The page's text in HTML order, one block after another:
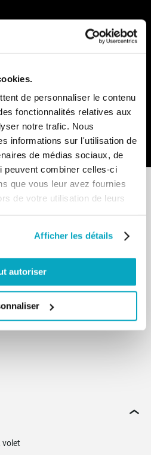
de personnaliser le contenu
fonctionnalités relatives aux
notre trafic. Nous
informations sur l'utilisation de
de médias sociaux, de
peuvent combiner celles-ci
que vous leur avez fournies
de votre utilisation de leurs
Afficher les détails
autoriser
actualité avec les promos du
Envoyer
volet